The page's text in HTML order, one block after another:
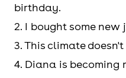
birthday.
2. I bought some new
3. This climate doesn't
4. Diana is becoming